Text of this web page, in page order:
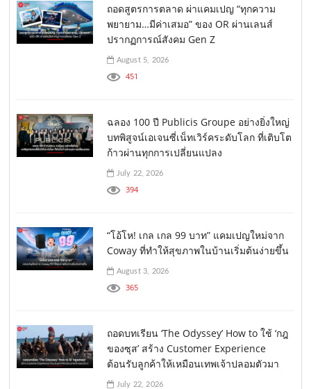
ถอดสูตรการตลาด ผ่าแคมเปญ “ทุกความ
พยายาม…มีค่าเสมอ” ของ OR ผ่านเลนส์
ปรากฏการณ์สังคม Gen Z
August 5, 2026
451
ฉลอง 100 ปี Publicis Groupe อย่างยิ่งใหญ่
บทพิสูจน์เอเจนซี่เน็ทเวิร์คระดับโลก ที่เติบโต
ก้าวผ่านทุกการเปลี่ยนแปลง
July 22, 2026
394
“โอ้โห! เกล เกล 99 บาท” แคมเปญใหม่จาก
Coway ที่ทำให้สุขภาพในบ้านเริ่มต้นง่ายขึ้น
August 3, 2026
365
ถอดบทเรียน ‘The Odyssey’ How to ใช้ ‘กฎ
ของซุส’ สร้าง Customer Experience
ต้อนรับลูกค้าให้เหมือนเทพเจ้าปลอมตัวมา
July 22, 2026